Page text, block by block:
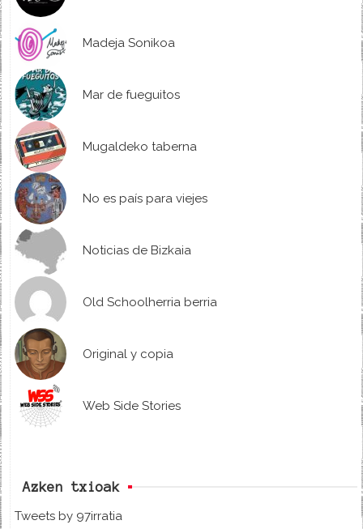
Madeja Sonikoa
Mar de fueguitos
Mugaldeko taberna
No es país para viejes
Noticias de Bizkaia
Old Schoolherria berria
Original y copia
Web Side Stories
Azken txioak
Tweets by 97irratia